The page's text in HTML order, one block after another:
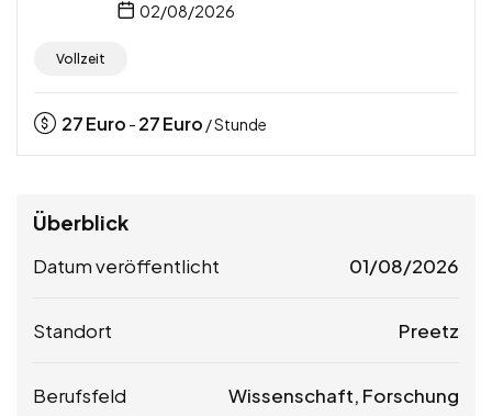
02/08/2026
Vollzeit
27Euro - 27Euro / Stunde
Überblick
Datum veröffentlicht 01/08/2026
Standort Preetz
Berufsfeld Wissenschaft, Forschung